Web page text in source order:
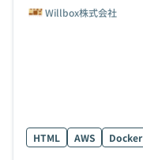
Willbox株式会社
HTML AWS Docker